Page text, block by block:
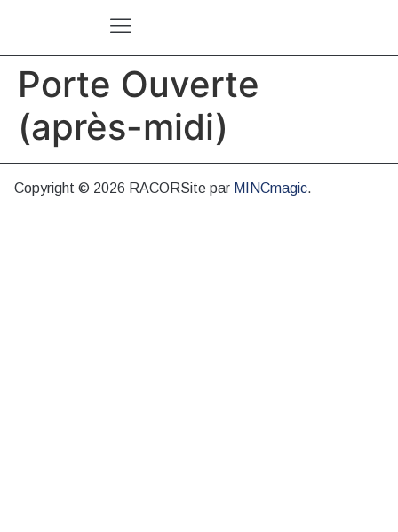
Porte Ouverte
(après-midi)
Copyright © 2026 RACORSite par MINCmagic.